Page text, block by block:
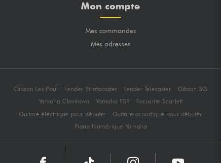
Mon compte
Mes commandes
Mes adresses
Gibson Les Paul Fender Stratocaster Fender Telecaster
Gibson SG
Yamaha Clavinova
Yamaha PSR
Focusrite Scarlett
Guitare électrique pour débuter
Guitare acoustique pour débuter
Piano Numérique Yamaha